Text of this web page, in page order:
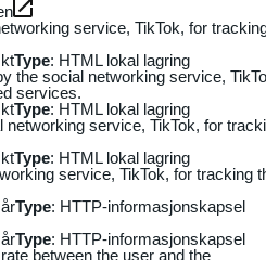
service, TikTok, for
Type: HTML lokal lagring
the social networking service,
services.
Type: HTML lokal lagring
networking service, TikTok, for
Type: HTML lokal lagring
service, TikTok, for tracking
Type: HTTP-informasjonskapsel
Type: HTTP-informasjonskapsel
between the user and the